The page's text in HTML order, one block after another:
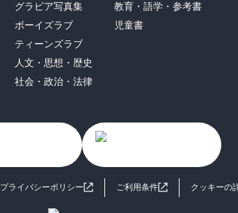
グラビア写真集
ボーイズラブ
ティーンズラブ
人文・思想・歴史
社会・政治・法律
教育・語学・参考書
児童書
プライバシーポリシー ご利用条件 クッキーの